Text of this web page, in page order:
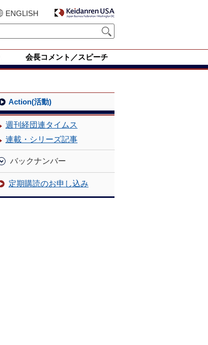
ENGLISH
会長コメント／スピーチ
Action(活動)
週刊経団連タイムス
連載・シリーズ記事
バックナンバー
定期購読のお申し込み